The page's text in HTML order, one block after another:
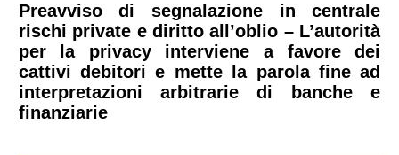
Preavviso di segnalazione in centrale
rischi private e diritto all’oblio – L’autorità
per la privacy interviene a favore dei
cattivi debitori e mette la parola fine ad
interpretazioni arbitrarie di banche e
finanziarie